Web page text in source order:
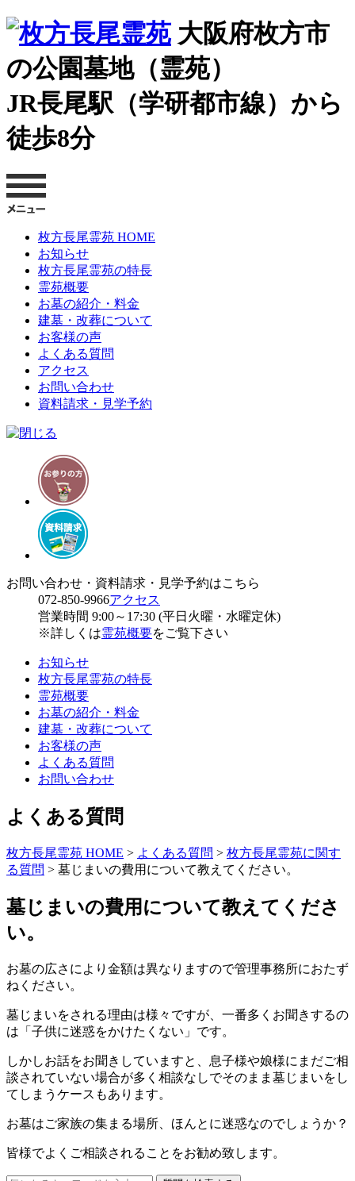
大阪府枚方市
の公園墓地（霊苑）
JR長尾駅（学研都市線）から
徒歩8分
枚方長尾霊苑 HOME
お知らせ
枚方長尾霊苑の特長
霊苑概要
お墓の紹介・料金
建墓・改葬について
お客様の声
よくある質問
アクセス
お問い合わせ
資料請求・見学予約
お問い合わせ・資料請求・見学予約はこちら
072-850-9966アクセス
営業時間 9:00～17:30 (平日火曜・水曜定休)
※詳しくは霊苑概要をご覧下さい
お知らせ
枚方長尾霊苑の特長
霊苑概要
お墓の紹介・料金
建墓・改葬について
お客様の声
よくある質問
お問い合わせ
よくある質問
枚方長尾霊苑 HOME > よくある質問 > 枚方長尾霊苑に関す
る質問 > 墓じまいの費用について教えてください。
墓じまいの費用について教えてくださ
い。
お墓の広さにより金額は異なりますので管理事務所におたず
ねください。
墓じまいをされる理由は様々ですが、一番多くお聞きするの
は「子供に迷惑をかけたくない」です。
しかしお話をお聞きしていますと、息子様や娘様にまだご相
談されていない場合が多く相談なしでそのまま墓じまいをし
てしまうケースもあります。
お墓はご家族の集まる場所、ほんとに迷惑なのでしょうか？
皆様でよくご相談されることをお勧め致します。